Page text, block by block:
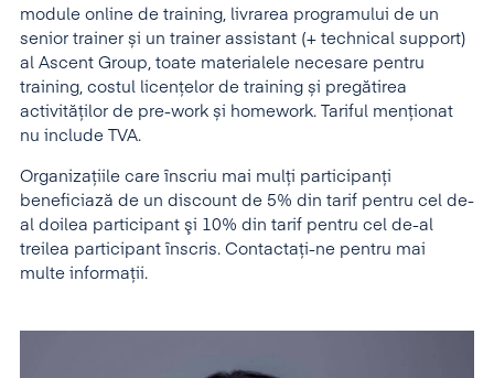
module online de training, livrarea programului de un
senior trainer și un trainer assistant (+ technical support)
al Ascent Group, toate materialele necesare pentru
training, costul licențelor de training și pregătirea
activităților de pre-work și homework. Tariful menţionat
nu include TVA.
Organizaţiile care înscriu mai mulţi participanţi
beneficiază de un discount de 5% din tarif pentru cel de-
al doilea participant şi 10% din tarif pentru cel de-al
treilea participant înscris. Contactați-ne pentru mai
multe informații.